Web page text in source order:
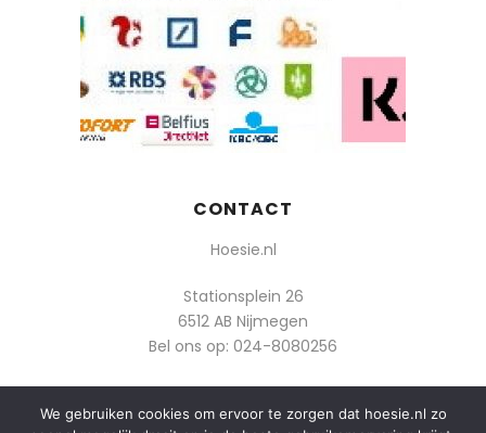
CONTACT
Hoesie.nl
Stationsplein 26
6512 AB Nijmegen
Bel ons op: 024-8080256
Of mail: info@hoesie.nl
We gebruiken cookies om ervoor te zorgen dat hoesie.nl zo